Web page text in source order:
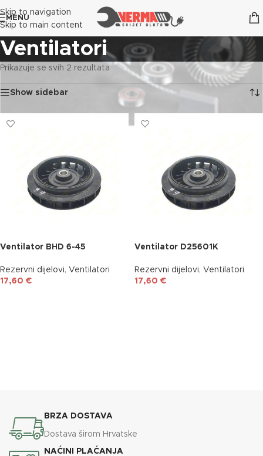
Skip to navigation
Skip to main content
MENU
Ventilatori
Prikazuje se svih 2 rezultata
Show sidebar
Ventilator BHD 6-45
Rezervni dijelovi, Ventilatori
17,60 €
Ventilator D25601K
Rezervni dijelovi, Ventilatori
17,60 €
BRZA DOSTAVA
Dostava širom Hrvatske
NAĆINI PLAĆANJA